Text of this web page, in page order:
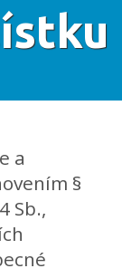
a
§
Sb.,